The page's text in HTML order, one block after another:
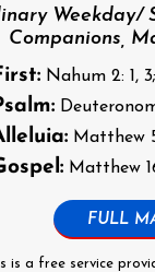
Weekday/
Companions,
Nahum 2: 1, 3;
Matthew
Matthew
FULL
is a free service